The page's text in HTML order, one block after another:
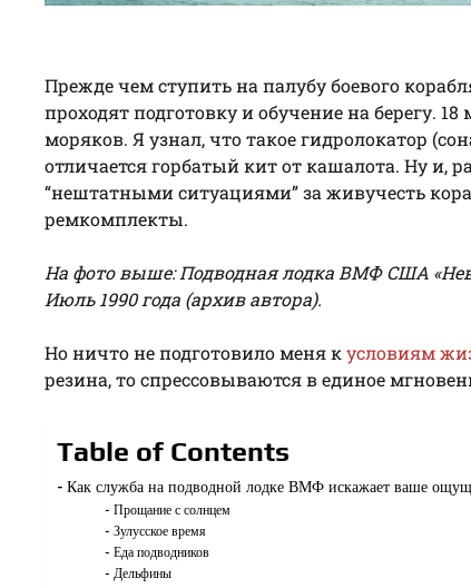
Прежде чем ступить на палубу боевого
проходят подготовку и обучение на берегу.
моряков. Я узнал, что такое гидролокатор
отличается горбатый кит от кашалота. Ну и,
“нештатными ситуациями” за живучесть
ремкомплекты.
На фото выше: Подводная лодка ВМФ США
Июль 1990 года (архив автора).
Но ничто не подготовило меня к условиям
резина, то спрессовываются в единое
Table of Contents
Как служба на подводной лодке ВМФ искажает ваше
Прощание с солнцем
Зулусское время
Еда подводников
Дельфины